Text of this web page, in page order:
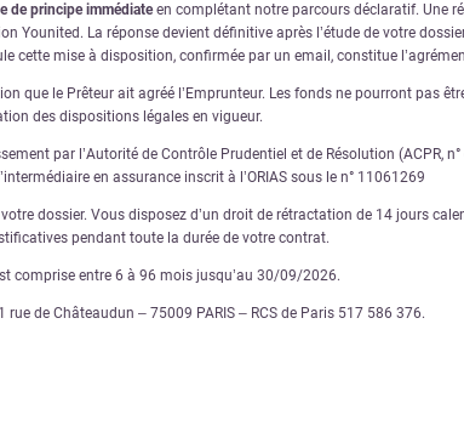
de principe immédiateen complétant notre parcours déclaratif. Une
Younited. La réponse devient définitive après l’étude de votre
cette mise à disposition, confirmée par un email, constitue
que le Prêteur ait agréé l’Emprunteur. Les fonds ne pourront pas
des dispositions légales en vigueur.
par l’Autorité de Contrôle Prudentiel et de Résolution (ACPR,
en assurance inscrit à l’ORIAS sous le n° 11061269
dossier. Vous disposez d’un droit de rétractation de 14 jours
pendant toute la durée de votre contrat.
comprise entre 6 à 96 mois jusqu’au 30/09/2026.
de Châteaudun – 75009 PARIS – RCS de Paris 517 586 376.